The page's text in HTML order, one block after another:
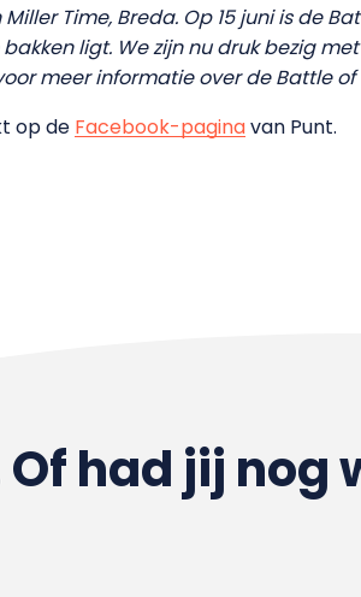
Time, Breda. Op 15 juni is de
ligt. We zijn nu druk bezig
meer informatie over de Battle of
op de Facebook-paginavan Punt.
Of had jij nog